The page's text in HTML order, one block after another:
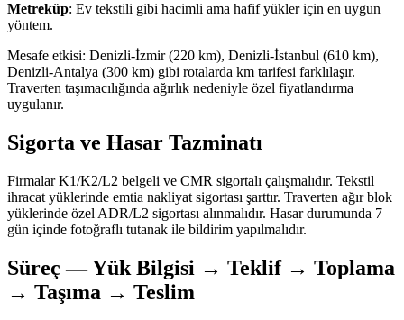
Metreküp: Ev tekstili gibi hacimli ama hafif yükler için en uygun
yöntem.
Mesafe etkisi: Denizli-İzmir (220 km), Denizli-İstanbul (610 km),
Denizli-Antalya (300 km) gibi rotalarda km tarifesi farklılaşır.
Traverten taşımacılığında ağırlık nedeniyle özel fiyatlandırma
uygulanır.
Sigorta ve Hasar Tazminatı
Firmalar K1/K2/L2 belgeli ve CMR sigortalı çalışmalıdır. Tekstil
ihracat yüklerinde emtia nakliyat sigortası şarttır. Traverten ağır blok
yüklerinde özel ADR/L2 sigortası alınmalıdır. Hasar durumunda 7
gün içinde fotoğraflı tutanak ile bildirim yapılmalıdır.
Süreç — Yük Bilgisi → Teklif → Toplama
→ Taşıma → Teslim